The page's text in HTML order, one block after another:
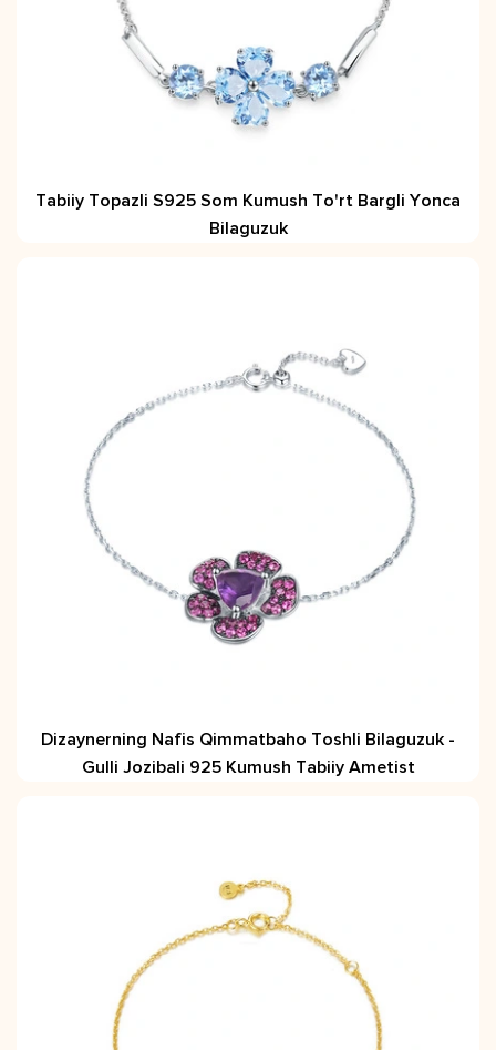
Tabiiy Topazli S925 Som Kumush To'rt Bargli Yonca
Bilaguzuk
Dizaynerning Nafis Qimmatbaho Toshli Bilaguzuk -
Gulli Jozibali 925 Kumush Tabiiy Ametist